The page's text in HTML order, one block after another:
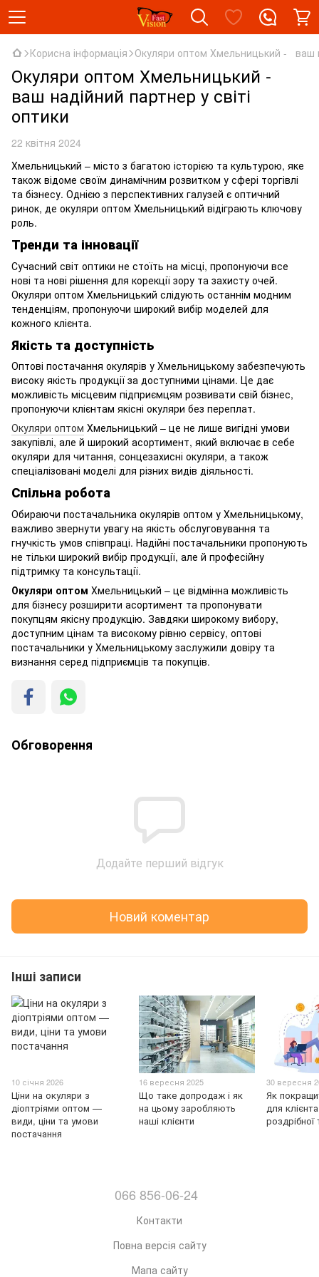
Корисна інформація Окуляри оптом Хмельницький - ваш
Окуляри оптом Хмельницький -
ваш надійний партнер у світі
оптики
22 квітня 2024
Хмельницький – місто з багатою історією та культурою, яке
також відоме своїм динамічним розвитком у сфері торгівлі
та бізнесу. Однією з перспективних галузей є оптичний
ринок, де окуляри оптом Хмельницький відіграють ключову
роль.
Тренди та інновації
Сучасний світ оптики не стоїть на місці, пропонуючи все
нові та нові рішення для корекції зору та захисту очей.
Окуляри оптом Хмельницький слідують останнім модним
тенденціям, пропонуючи широкий вибір моделей для
кожного клієнта.
Якість та доступність
Оптові постачання окулярів у Хмельницькому забезпечують
високу якість продукції за доступними цінами. Це дає
можливість місцевим підприємцям розвивати свій бізнес,
пропонуючи клієнтам якісні окуляри без переплат.
Окуляри оптом Хмельницький – це не лише вигідні умови
закупівлі, але й широкий асортимент, який включає в себе
окуляри для читання, сонцезахисні окуляри, а також
спеціалізовані моделі для різних видів діяльності.
Спільна робота
Обираючи постачальника окулярів оптом у Хмельницькому,
важливо звернути увагу на якість обслуговування та
гнучкість умов співпраці. Надійні постачальники пропонують
не тільки широкий вибір продукції, але й професійну
підтримку та консультації.
Окуляри оптом Хмельницький – це відмінна можливість
для бізнесу розширити асортимент та пропонувати
покупцям якісну продукцію. Завдяки широкому вибору,
доступним цінам та високому рівню сервісу, оптові
постачальники у Хмельницькому заслужили довіру та
визнання серед підприємців та покупців.
Обговорення
Додайте перший відгук
Новий коментар
Інші записи
10 січня 2026
Ціни на окуляри з
діоптріями оптом —
види, ціни та умови
постачання
16 вересня 2025
Що таке допродаж і як
на цьому заробляють
наші клієнти
30 вересня
Як
для
роздрібної
066 856-06-24
Контакти
Повна версія сайту
Мапа сайту